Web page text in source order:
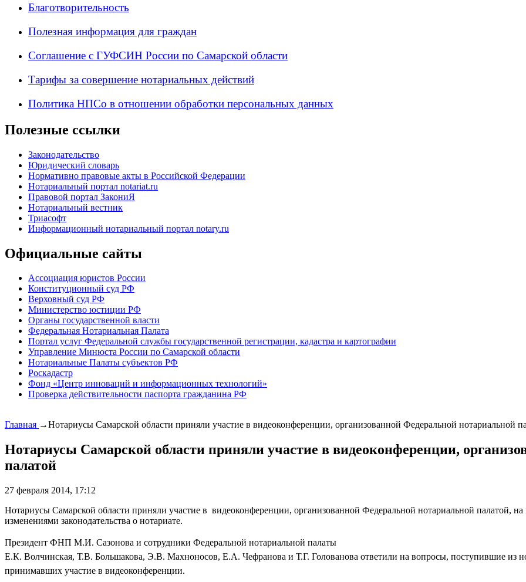
Благотворительность
Полезная информация для граждан
Соглашение с ГУФСИН России по Самарской области
Тарифы за совершение нотариальных действий
Политика НПСо в отношении обработки персональных данных
Полезные ссылки
Законодательство
Юридический словарь
Нормативно правовые акты в Российской Федерации
Нотариальный портал notariat.ru
Правовой портал ЗакониЯ
Нотариальный вестник
Триасофт
Информационный нотариальный портал notary.ru
Официальные сайты
Ассоциация юристов России
Конституционный суд РФ
Верховный суд РФ
Министерство юстиции РФ
Органы государственной власти
Федеральная Нотариальная Палата
Портал услуг Федеральной службы государственной регистрации, кадастра и картографии
Управление Минюста России по Самарской области
Нотариальные Палаты субъектов РФ
Роскадастр
Фонд «Центр инноваций и информационных технологий»
Проверка действительности паспорта гражданина РФ
Главная →​Нотариусы Самарской области приняли участие в видеоконференции, организованной Федеральной нотариальной
​Нотариусы Самарской области приняли участие в видеоконференции,
палатой
27 февраля 2014, 17:12
Нотариусы Самарской области приняли участие в видеоконференции, организованной Федеральной нотариальной палатой,
изменениями законодательства о нотариате.
Президент ФНП М.И. Сазонова и сотрудники Федеральной нотариальной палаты
Е.К. Волчинская, Т.В. Большакова, Э.В. Махноносов, Е.А. Чефранова и Т.Г. Голованова ответили на вопросы, поступившие из
принимавших участие в видеоконференции.